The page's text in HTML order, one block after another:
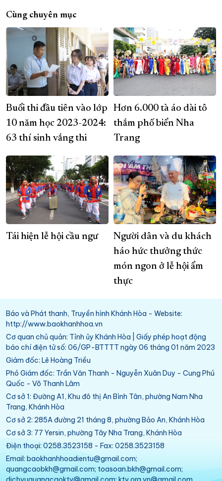
Cùng chuyên mục
Buổi thi đầu tiên vào lớp
10 năm học 2023-2024:
63 thí sinh vắng thi
Hơn 6.000 tà áo dài tô
thắm phố biển Nha
Trang
Tái hiện lễ hội cầu ngư
Người dân và du khách
háo hức thưởng thức
món ngon ở lễ hội ẩm
thực
Báo và Phát thanh, Truyền hình Khánh Hòa - Website:
http://www.baokhanhhoa.vn
Cơ quan chủ quản: Tỉnh ủy Khánh Hòa | Giấy phép hoạt động
báo chí điện tử số: 06/GP-BTTTT ngày 06 tháng 01 năm 2023
Giám đốc: Lê Hoàng Triều
Phó Giám đốc: Trần Văn Thanh - Nguyễn Xuân Duy - Cung Phú
Quốc - Võ Thanh Lâm
Cơ sở 1: Đường A1, Khu đô thị An Bình Tân, phường Nam Nha
Trang, Khánh Hòa
Cơ sở 2: 285A đường 21 tháng 8, phường Bảo An, Khánh Hòa
Cơ sở 3: 77 Yersin, phường Tây Nha Trang, Khánh Hòa
Điện thoại: 0258.3523158 - Fax: 0258.3523158
Email: baokhanhhoadientu@gmail.com;
quangcaobkh@gmail.com; toasoan.bkh@gmail.com;